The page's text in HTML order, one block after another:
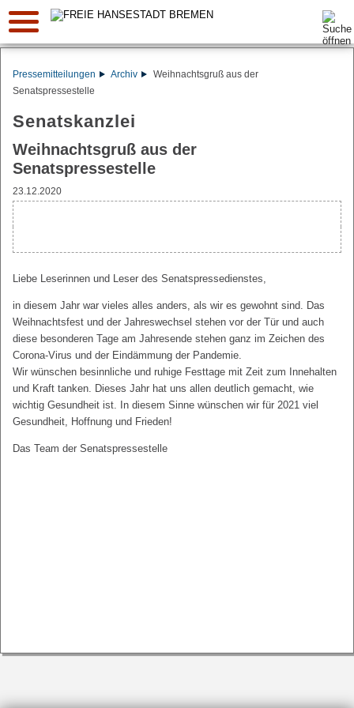
Suche:
Pressemitteilungen Archiv
Weihnachtsgruß aus der
Senatspressestelle
Senatskanzlei
Weihnachtsgruß aus der
Senatspressestelle
23.12.2020
Liebe Leserinnen und Leser des Senatspressedienstes,
in diesem Jahr war vieles alles anders, als wir es gewohnt sind. Das
Weihnachtsfest und der Jahreswechsel stehen vor der Tür und auch
diese besonderen Tage am Jahresende stehen ganz im Zeichen des
Corona-Virus und der Eindämmung der Pandemie.
Wir wünschen besinnliche und ruhige Festtage mit Zeit zum Innehalten
und Kraft tanken. Dieses Jahr hat uns allen deutlich gemacht, wie
wichtig Gesundheit ist. In diesem Sinne wünschen wir für 2021 viel
Gesundheit, Hoffnung und Frieden!
Das Team der Senatspressestelle